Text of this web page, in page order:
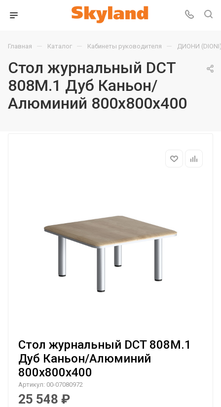
Главная — Каталог — Кабинеты руководителя — ДИОНИ
Стол журнальный DCT
808M.1 Дуб Каньон/
Алюминий 800х800х400
Стол журнальный DCT 808M.1
Дуб Каньон/Алюминий
800х800х400
Артикул: 00-07080972
25 548 ₽